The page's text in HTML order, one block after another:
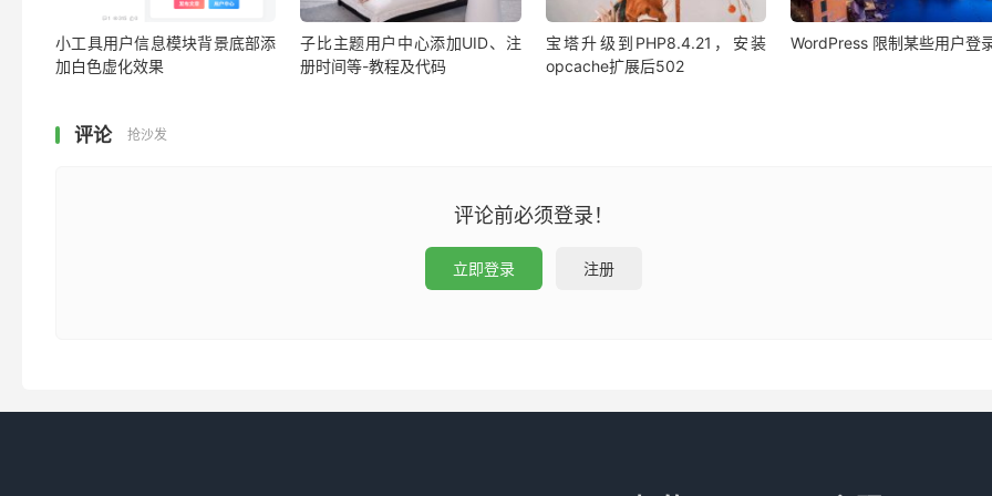
小工具用户信息模块背景底部添
加白色虚化效果
子比主题用户中心添加UID、注
册时间等-教程及代码
宝塔升级到PHP8.4.21，安装
opcache扩展后502
WordPress 限制某些用户登
评论 抢沙发
评论前必须登录！
立即登录 注册